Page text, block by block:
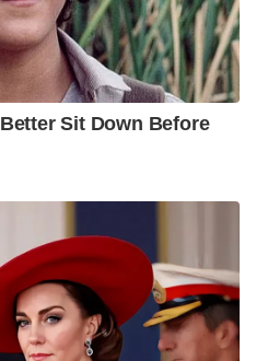
Sit Down Before